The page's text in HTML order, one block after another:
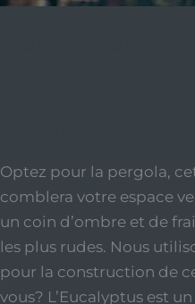
Optez pour la pergola,
comblera votre espace
un coin d’ombre et de
les plus rudes. Nous
pour la construction de
vous? L’Eucalyptus est